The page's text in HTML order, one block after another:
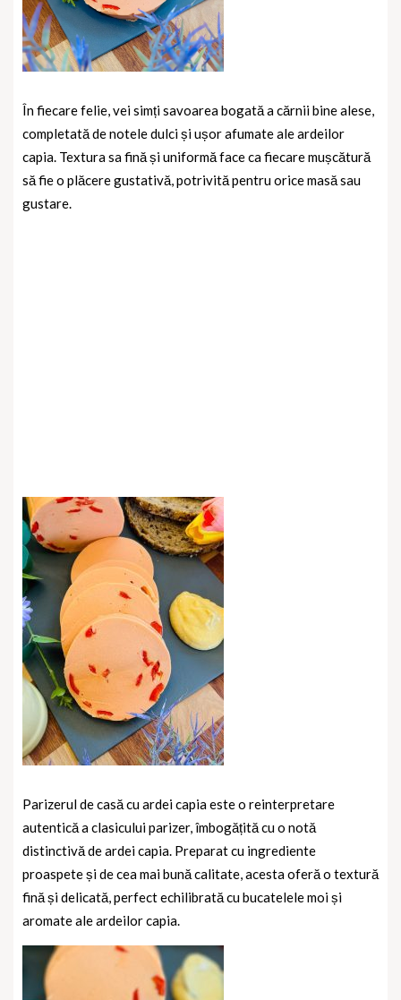
În fiecare felie, vei simți savoarea bogată a cărnii bine alese,
completată de notele dulci și ușor afumate ale ardeilor
capia. Textura sa fină și uniformă face ca fiecare mușcătură
să fie o plăcere gustativă, potrivită pentru orice masă sau
gustare.
Parizerul de casă cu ardei capia este o reinterpretare
autentică a clasicului parizer, îmbogățită cu o notă
distinctivă de ardei capia. Preparat cu ingrediente
proaspete și de cea mai bună calitate, acesta oferă o textură
fină și delicată, perfect echilibrată cu bucatelele moi și
aromate ale ardeilor capia.